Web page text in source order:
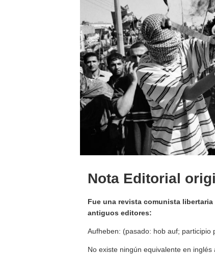
Nota Editorial
Fue una revista comunista
antiguos editores:
Aufheben: (pasado: hob auf; participio
No existe ningún equivalente en